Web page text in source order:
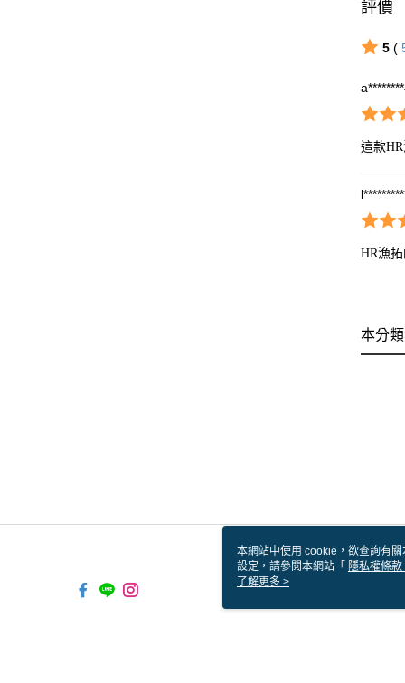
評價
5(
這款
HR漁
本分
本網站中使用 cookie，欲查詢有
設定，請參閱本網站「 隱私權條款
使用 cookie。
了解更多 >